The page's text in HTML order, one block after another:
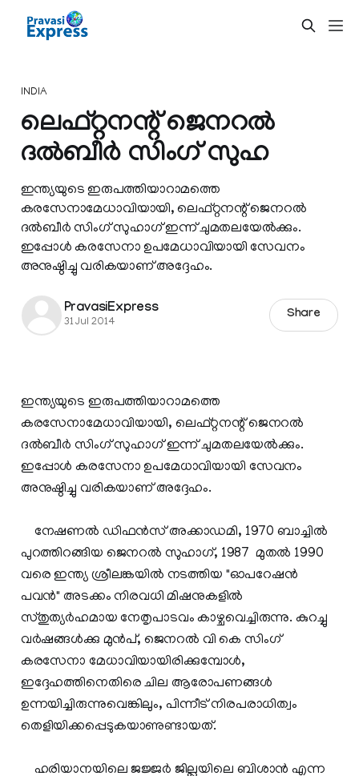
INDIA
ലെഫ്റ്റനന്റ് ജെനറല്‍
ദല്‍ബീര്‍ സിംഗ് സുഹ
ഇന്ത്യയുടെ ഇരുപത്തിയാറാമത്തെ
കരസേനാമേധാവിയായി, ലെഫ്റ്റനന്റ് ജെനറല്‍
ദല്‍ബീര്‍ സിംഗ് സുഹാഗ് ഇന്ന് ചുമതലയേല്‍ക്കും.
ഇപ്പോള്‍ കരസേനാ ഉപമേധാവിയായി സേവനം
അനുഷ്ഠിച്ചു വരികയാണ് അദ്ദേഹം.
PravasiExpress
31 Jul 2014
Share
ഇന്ത്യയുടെ ഇരുപത്തിയാറാമത്തെ
കരസേനാമേധാവിയായി, ലെഫ്റ്റനന്റ് ജെനറല്‍
ദല്‍ബീര്‍ സിംഗ് സുഹാഗ് ഇന്ന് ചുമതലയേല്‍ക്കും.
ഇപ്പോള്‍ കരസേനാ ഉപമേധാവിയായി സേവനം
അനുഷ്ഠിച്ചു വരികയാണ് അദ്ദേഹം.
നേഷണല്‍ ഡിഫന്‍സ് അക്കാഡമി, 1970 ബാച്ചില്‍
പുറത്തിറങ്ങിയ ജെനറല്‍ സുഹാഗ്, 1987 മുതല്‍ 1990
വരെ ഇന്ത്യ ശ്രീലങ്കയില്‍ നടത്തിയ "ഓപറേഷന്‍
പവന്‍" അടക്കം നിരവധി മിഷനുകളില്‍
സ്തുത്യര്‍ഹമായ നേതൃപാടവം കാഴ്ചവെച്ചിരുന്നു. കുറച്ചു
വര്‍ഷങ്ങള്‍ക്കു മുന്‍പ്, ജെനറല്‍ വി കെ സിംഗ്
കരസേനാ മേധാവിയായിരിക്കുമ്പോള്‍,
ഇദ്ദേഹത്തിനെതിരെ ചില ആരോപണങ്ങള്‍
ഉന്നയിച്ചിരുന്നുവെങ്കിലും, പിന്നീട് നിരപരാധിത്വം
തെളിയിക്കപ്പെടുകയാണുണ്ടായത്.
ഹരിയാനയിലെ ജജ്ജര്‍ ജില്ലയിലെ ബിശാന്‍ എന്ന